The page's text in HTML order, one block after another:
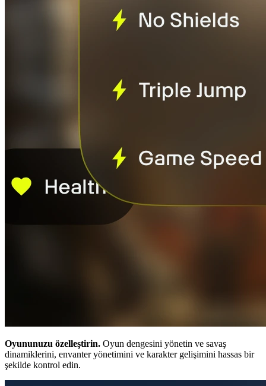
Oyununuzu özelleştirin. Oyun dengesini yönetin ve savaş
dinamiklerini, envanter yönetimini ve karakter gelişimini hassas bir
şekilde kontrol edin.